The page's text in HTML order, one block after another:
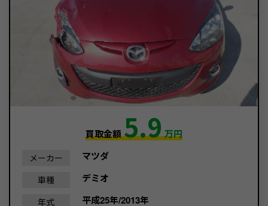
買取金額5.9万円
メーカー マツダ
車種 デミオ
年式 平成25年/2013年